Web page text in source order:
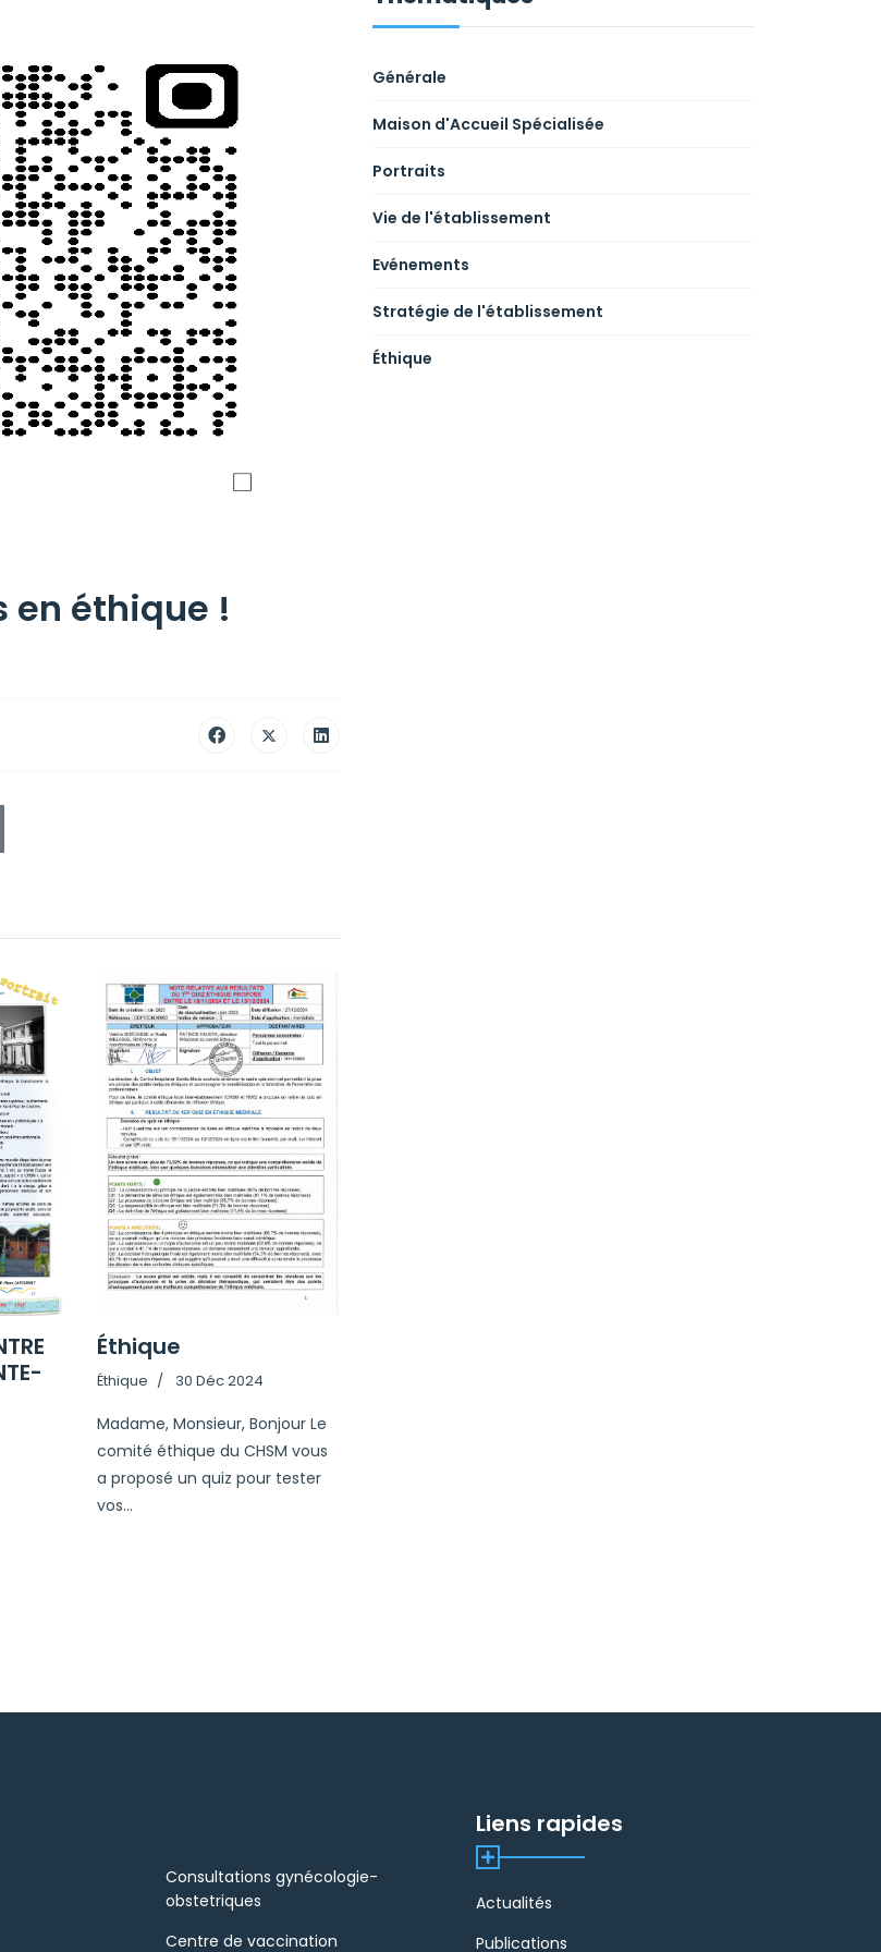
en éthique !
: PROGRAMME NOEL 2024
Éthique
Éthique 30 Déc 2024
Madame, Monsieur, Bonjour Le
comité éthique du CHSM vous
a proposé un quiz pour tester
vos...
Générale
Maison d'Accueil Spécialisée
Portraits
Vie de l'établissement
Evénements
Stratégie de l'établissement
Éthique
Consultations gynécologie-
obstetriques
Centre de vaccination
Liens rapides
Actualités
Publications